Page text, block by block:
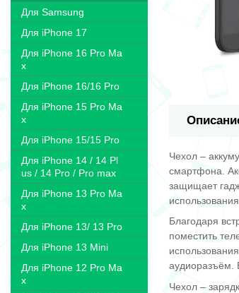
Для Samsung
Для iPhone 17
Для iPhone 16 Pro Ma
x
Для iPhone 16/16 Pro
Для iPhone 15 Pro Ma
x
Для iPhone 15/15 Pro
Для iPhone 14 / 14 Pl
us / 14 Pro / Pro max
Для iPhone 13 Pro Ma
x
Для iPhone 13/ 13 Pro
Для iPhone 13 Mini
Для iPhone 12 Pro Ma
x
Чехол –
смартфона.
защищает
использования.
Благодаря
поместить
аудиоразъём.
Чехол –